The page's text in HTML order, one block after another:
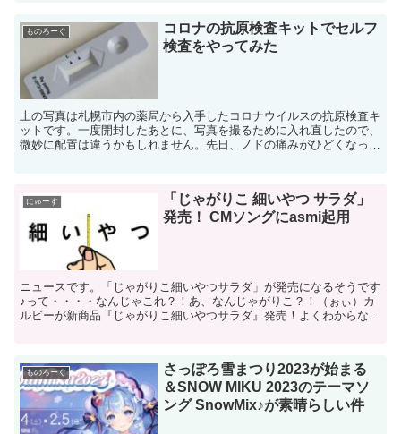
ものろーぐ
コロナの抗原検査キットでセルフ
検査をやってみた
上の写真は札幌市内の薬局から入手したコロナウイルスの抗原検査キ
ットです。一度開封したあとに、写真を撮るために入れ直したので、
微妙に配置は違うかもしれません。先日、ノドの痛みがひどくなった
にゅーす
「じゃがりこ 細いやつ サラダ」
発売！ CMソングにasmi起用
ニュースです。「じゃがりこ細いやつサラダ」が発売になるそうです
♪って・・・・なんじゃこれ？！あ、なんじゃがりこ？！（ぉぃ）カ
ルビーが新商品『じゃがりこ細いやつサラダ』発売！よくわからない
ものろーぐ
さっぽろ雪まつり2023が始まる
＆SNOW MIKU 2023のテーマソ
ング SnowMix♪が素晴らしい件